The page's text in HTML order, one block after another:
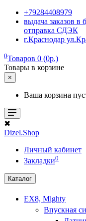
+79284408979
выдача заказов в
отправка СДЭК
г.Краснодар
0Товаров 0 (0р.)
Товары в корзине
×
Ваша корзина
✖
Dizel.Shop
Личный кабинет
Закладки0
Каталог
EX8, Mighty
Впускная